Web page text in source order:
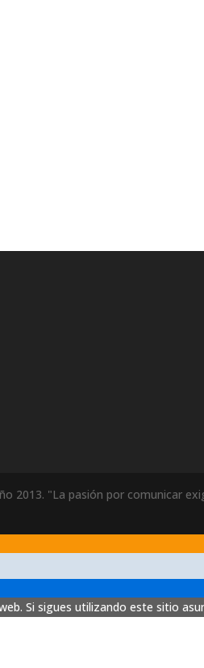
2013. "La pasión por comunicar
Si sigues utilizando este sitio